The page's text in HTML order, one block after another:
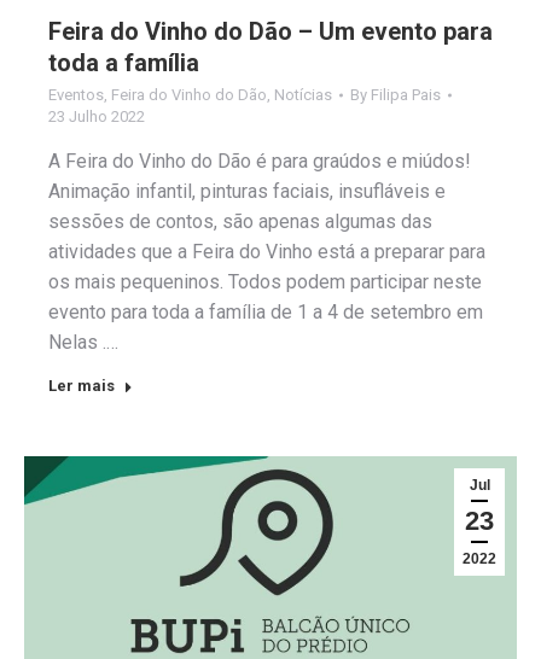
Feira do Vinho do Dão – Um evento para
toda a família
Eventos Feira do Vinho do Dão Notícias By Filipa Pais
23 Julho 2022
A Feira do Vinho do Dão é para graúdos e miúdos!
Animação infantil, pinturas faciais, insufláveis e
sessões de contos, são apenas algumas das
atividades que a Feira do Vinho está a preparar para
os mais pequeninos. Todos podem participar neste
evento para toda a família de 1 a 4 de setembro em
Nelas .…
Ler mais
Jul
23
2022